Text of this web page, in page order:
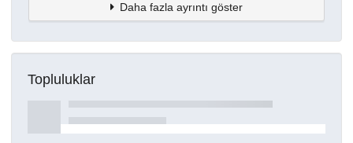
Daha fazla ayrıntı göster
Topluluklar